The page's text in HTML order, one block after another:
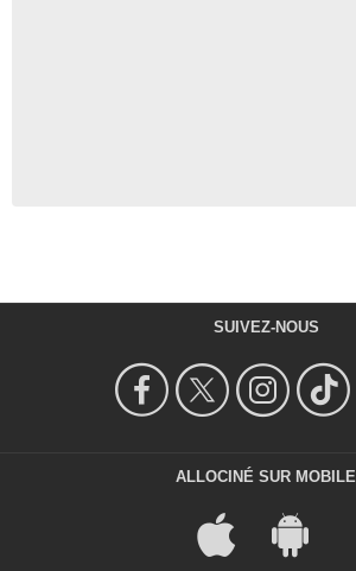
SUIVEZ-NOUS
ALLOCINÉ SUR MOBILE